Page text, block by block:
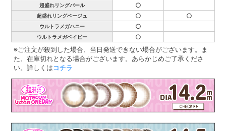
超盛れリングパール ○
超盛れリングベージュ ○ ○
ウルトラメガハニー ○
ウルトラメガベイビー
○
※ご注文が殺到した場合、当日発送できない場合がございます。ま
た、在庫切れとなる場合がございます。あらかじめご了承くださ
い。詳しくはコチラ